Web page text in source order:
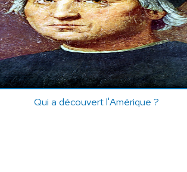
Qui a découvert l'Amérique ?